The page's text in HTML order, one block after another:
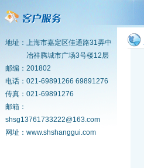
地址：上海市嘉定区佳通路31弄中
冶祥腾城市广场3号楼12层
邮编：201802
电话：021-69891266 69891276
传真：021-69891276
邮箱：
shsg13761733222@163.com
网址：www.shshanggui.com